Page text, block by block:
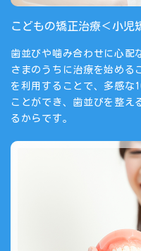
こどもの矯正治療＜小児
歯並びや噛み合わせに心配
さまのうちに治療を始める
を利用することで、多感な
ことができ、歯並びを整え
るからです。